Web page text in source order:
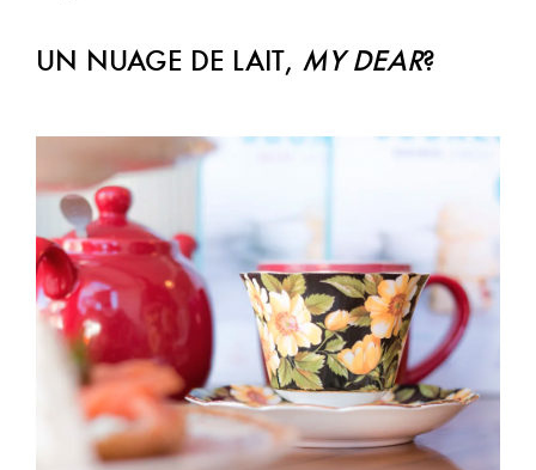
UN NUAGE DE LAIT, MY DEAR?